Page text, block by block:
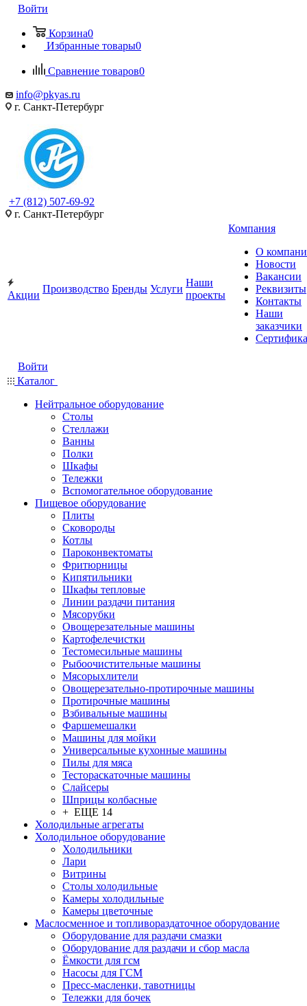
Войти
Корзина0
Избранные товары0
Сравнение товаров0
info@pkyas.ru
г. Санкт-Петербург
+7 (812) 507-69-92
г. Санкт-Петербург
Акции
Производство Бренды Услуги
Наши
проекты
Компания
О
Новости
Вакансии
Реквизиты
Контакты
Наши
заказчики
Войти
Каталог
Нейтральное оборудование
Столы
Стеллажи
Ванны
Полки
Шкафы
Тележки
Вспомогательное оборудование
Пищевое оборудование
Плиты
Сковороды
Котлы
Пароконвектоматы
Фритюрницы
Кипятильники
Шкафы тепловые
Линии раздачи питания
Мясорубки
Овощерезательные машины
Картофелечистки
Тестомесильные машины
Рыбоочистительные машины
Мясорыхлители
Овощерезательно-протирочные машины
Протирочные машины
Взбивальные машины
Фаршемешалки
Машины для мойки
Универсальные кухонные машины
Пилы для мяса
Тестораскаточные машины
Слайсеры
Шприцы колбасные
+ ЕЩЕ 14
Холодильные агрегаты
Холодильное оборудование
Холодильники
Лари
Витрины
Столы холодильные
Камеры холодильные
Камеры цветочные
Маслосменное и топливораздаточное оборудование
Оборудование для раздачи смазки
Оборудование для раздачи и сбор масла
Ёмкости для гсм
Насосы для ГСМ
Пресс-масленки, тавотницы
Тележки для бочек